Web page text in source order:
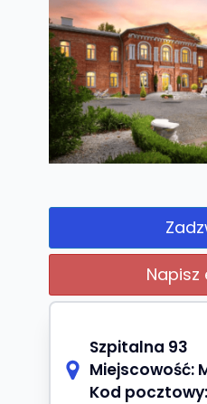
Szpitalna 93
Miejscowość:
Kod pocztowy: